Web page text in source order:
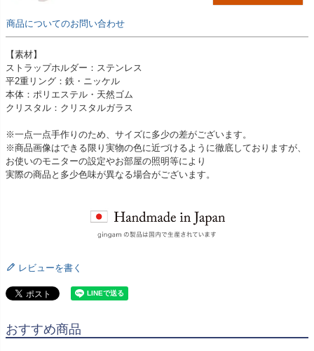
商品についてのお問い合わせ
【素材】
ストラップホルダー：ステンレス
平2重リング：鉄・ニッケル
本体：ポリエステル・天然ゴム
クリスタル：クリスタルガラス
※一点一点手作りのため、サイズに多少の差がございます。
※商品画像はできる限り実物の色に近づけるように徹底しておりますが、
お使いのモニターの設定やお部屋の照明等により
実際の商品と多少色味が異なる場合がございます。
レビューを書く
おすすめ商品